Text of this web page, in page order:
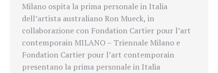
Milano ospita la prima personale in Italia
dell’artista australiano Ron Mueck, in
collaborazione con Fondation Cartier pour l’art
contemporain MILANO – Triennale Milano e
Fondation Cartier pour l’art contemporain
presentano la prima personale in Italia